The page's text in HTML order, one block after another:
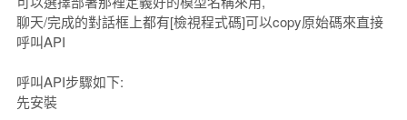
聊天/完成的對話框上都有[檢視程式碼]可以copy原始碼來直接
呼叫API
呼叫API步驟如下:
先安裝